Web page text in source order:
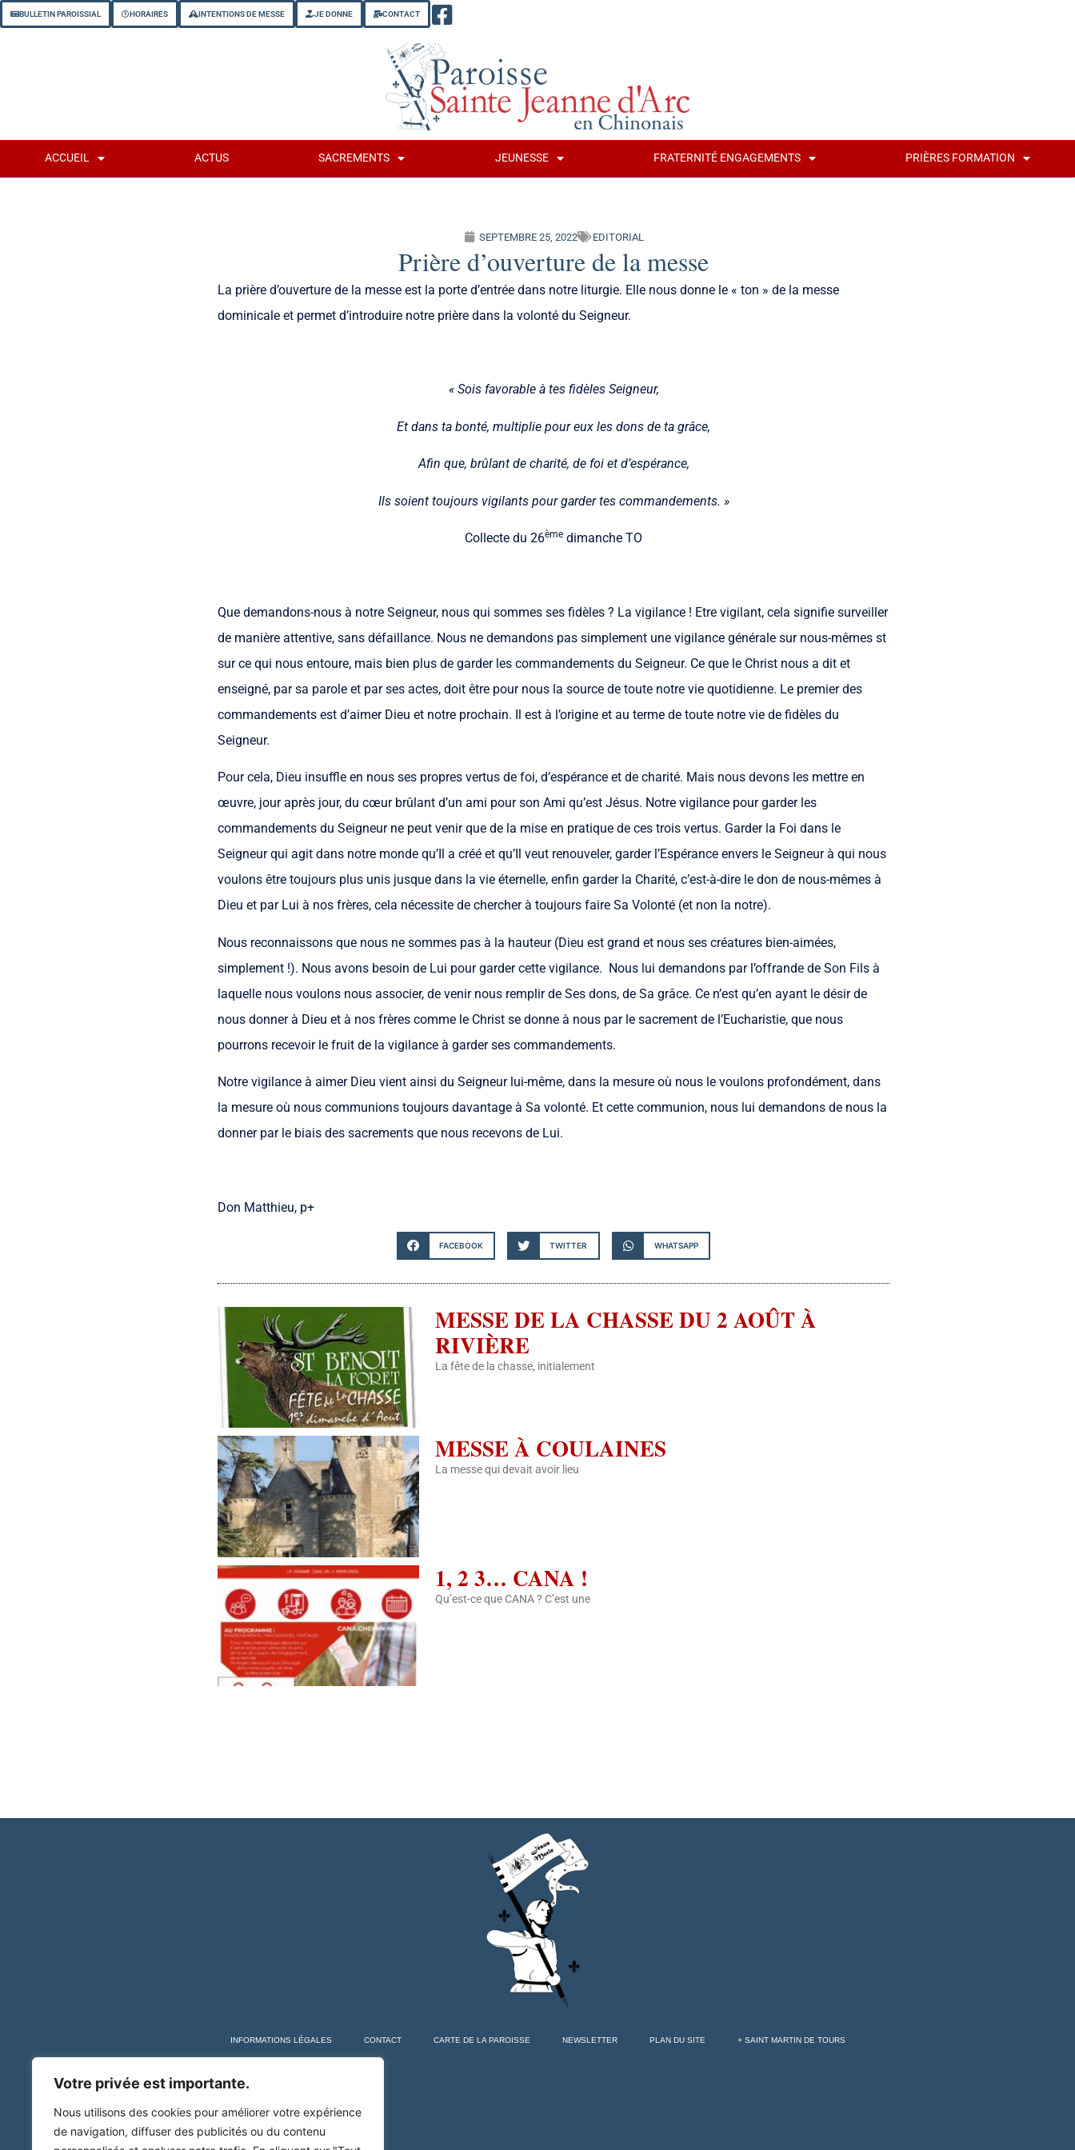
Votre privée est importante.
Nous utilisons des cookies pour améliorer votre expérience
de navigation, diffuser des publicités ou du contenu
BULLETIN PAROISSIAL HORAIRES INTENTIONS DE MESSE JE DONNE CONTACT
ACCUEIL ACTUS SACREMENTS JEUNESSE FRATERNITÉ ENGAGEMENTS PRIÈRES FORMATION
SEPTEMBRE 25, 2022 EDITORIAL
Prière d’ouverture de la messe
La prière d’ouverture de la messe est la porte d’entrée dans notre liturgie. Elle nous donne le « ton » de la messe
dominicale et permet d’introduire notre prière dans la volonté du Seigneur.
« Sois favorable à tes fidèles Seigneur,
Et dans ta bonté, multiplie pour eux les dons de ta grâce,
Afin que, brûlant de charité, de foi et d’espérance,
Ils soient toujours vigilants pour garder tes commandements. »
Collecte du 26ème dimanche TO
Que demandons-nous à notre Seigneur, nous qui sommes ses fidèles ? La vigilance ! Etre vigilant, cela signifie surveiller
de manière attentive, sans défaillance. Nous ne demandons pas simplement une vigilance générale sur nous-mêmes st
sur ce qui nous entoure, mais bien plus de garder les commandements du Seigneur. Ce que le Christ nous a dit et
enseigné, par sa parole et par ses actes, doit être pour nous la source de toute notre vie quotidienne. Le premier des
commandements est d’aimer Dieu et notre prochain. Il est à l’origine et au terme de toute notre vie de fidèles du
Seigneur.
Pour cela, Dieu insuffle en nous ses propres vertus de foi, d’espérance et de charité. Mais nous devons les mettre en
œuvre, jour après jour, du cœur brûlant d’un ami pour son Ami qu’est Jésus. Notre vigilance pour garder les
commandements du Seigneur ne peut venir que de la mise en pratique de ces trois vertus. Garder la Foi dans le
Seigneur qui agit dans notre monde qu’Il a créé et qu’Il veut renouveler, garder l’Espérance envers le Seigneur à qui nous
voulons être toujours plus unis jusque dans la vie éternelle, enfin garder la Charité, c’est-à-dire le don de nous-mêmes à
Dieu et par Lui à nos frères, cela nécessite de chercher à toujours faire Sa Volonté (et non la notre).
Nous reconnaissons que nous ne sommes pas à la hauteur (Dieu est grand et nous ses créatures bien-aimées,
simplement !). Nous avons besoin de Lui pour garder cette vigilance. Nous lui demandons par l’offrande de Son Fils à
laquelle nous voulons nous associer, de venir nous remplir de Ses dons, de Sa grâce. Ce n’est qu’en ayant le désir de
nous donner à Dieu et à nos frères comme le Christ se donne à nous par le sacrement de l’Eucharistie, que nous
pourrons recevoir le fruit de la vigilance à garder ses commandements.
Notre vigilance à aimer Dieu vient ainsi du Seigneur lui-même, dans la mesure où nous le voulons profondément, dans
la mesure où nous communions toujours davantage à Sa volonté. Et cette communion, nous lui demandons de nous la
donner par le biais des sacrements que nous recevons de Lui.
Don Matthieu, p+
FACEBOOK TWITTER WHATSAPP
MESSE DE LA CHASSE DU 2 AOÛT À
RIVIÈRE
La fête de la chasse, initialement
MESSE À COULAINES
La messe qui devait avoir lieu
1, 2 3… CANA !
Qu’est-ce que CANA ? C’est une
INFORMATIONS LÉGALES CONTACT CARTE DE LA PAROISSE NEWSLETTER PLAN DU SITE + SAINT MARTIN DE TOURS